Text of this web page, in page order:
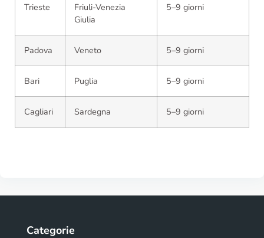
Trieste
Friuli-Venezia
Giulia
5–9 giorni
Padova Veneto 5–9 giorni
Bari Puglia 5–9 giorni
Cagliari Sardegna 5–9 giorni
Categorie